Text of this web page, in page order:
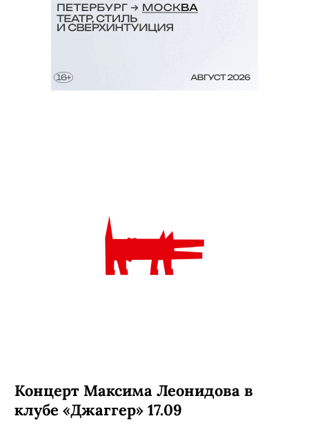
Концерт Максима Леонидова в
клубе «Джаггер» 17.09